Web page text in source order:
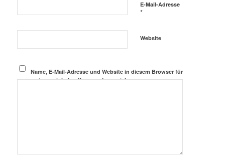
E-Mail-Adresse
*
Website
Name, E-Mail-Adresse und Website in diesem Browser für
meinen nächsten Kommentar speichern.